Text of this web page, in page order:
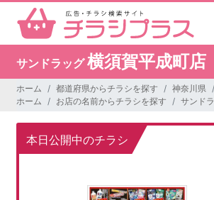
サンドラッグ横須賀平成町店
ホーム 都道府県からチラシを探す 神奈川県
ホーム
お店の名前からチラシを探す サンド
本日公開中のチラシ